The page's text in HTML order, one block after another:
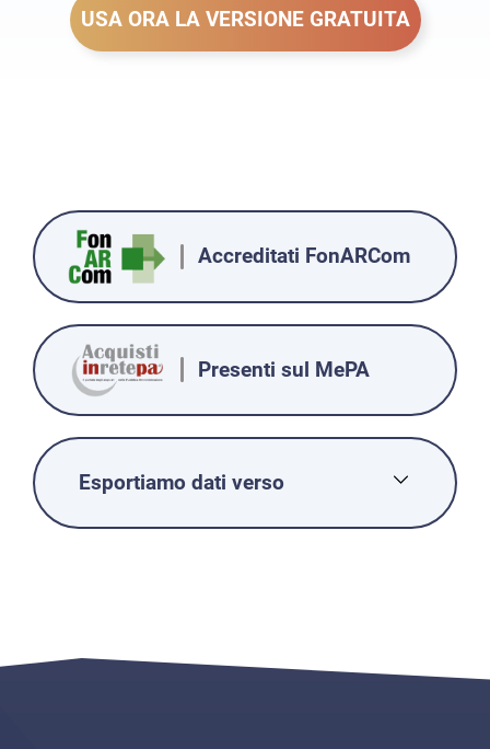
USA ORA LA VERSIONE GRATUITA
Accreditati FonARCom
Presenti sul MePA
Esportiamo dati verso